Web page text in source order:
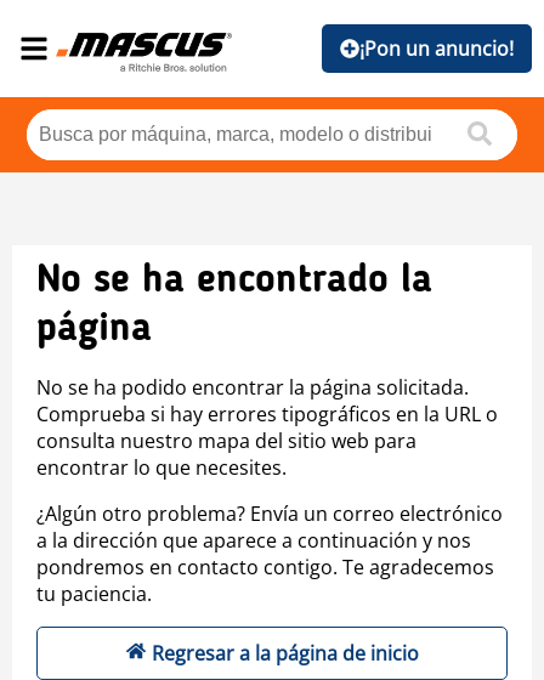
¡Pon un anuncio!
No se ha encontrado la
página
No se ha podido encontrar la página solicitada.
Comprueba si hay errores tipográficos en la URL o
consulta nuestro mapa del sitio web para
encontrar lo que necesites.
¿Algún otro problema? Envía un correo electrónico
a la dirección que aparece a continuación y nos
pondremos en contacto contigo. Te agradecemos
tu paciencia.
Regresar a la página de inicio